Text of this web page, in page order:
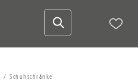
Schuhschränke